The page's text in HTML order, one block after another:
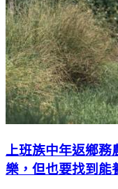
上班族中年返鄉務
樂，但也要找到能